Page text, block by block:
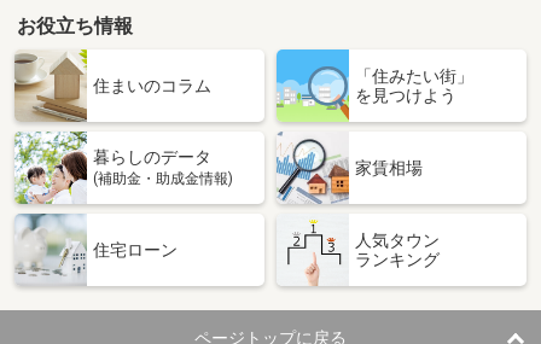
福岡県福岡市南区寺塚１
価 格
3,349万円
福岡県福岡市南区寺塚１
専有面積 78.88m²
間取り
福岡県福岡市南区横手４
2,480万円
住 所
福岡県福岡市南区横手４
専有面積 85.2m²
お役立ち情報
住まいのコラム
「住みたい街」
を見つけよう
暮らしのデータ
(補助金・助成金情報)
家賃相場
住宅ローン
人気タウン
ランキング
ページトップに戻る